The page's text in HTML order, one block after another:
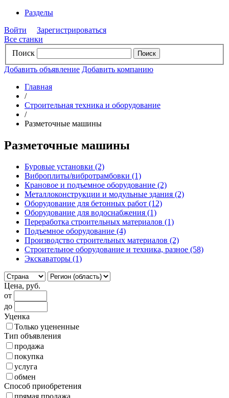
Разделы
Войти
Зарегистрироваться
Все станки
Поиск
Добавить объявление Добавить компанию
Главная
/
Строительная техника и оборудование
/
Разметочные машины
Разметочные машины
Буровые установки (2)
Виброплиты/вибротрамбовки (1)
Крановое и подъемное оборудование (2)
Металлоконструкции и модульные здания (2)
Оборудование для бетонных работ (12)
Оборудование для водоснабжения (1)
Переработка строительных материалов (1)
Подъемное оборудование (4)
Производство строительных материалов (2)
Строительное оборудование и техника, разное (58)
Экскаваторы (1)
Цена, руб.
от
до
Уценка
Только уцененные
Тип объявления
продажа
покупка
услуга
обмен
Способ приобретения